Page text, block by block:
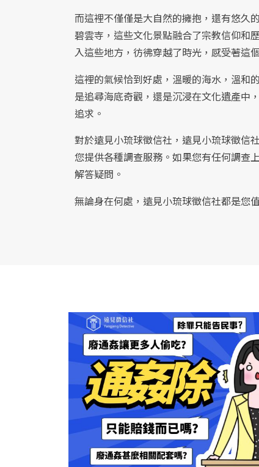
而這裡不僅僅是大自然的擁抱，還有悠久
碧雲寺，這些文化景點融合了宗教信仰和
入這些地方，彷彿穿越了時光，感受著這
這裡的氣候恰到好處，溫暖的海水，溫和
是追尋海底奇觀，還是沉浸在文化遺產中
追求。
對於遠見小琉球徵信社，遠見小琉球徵信
您提供各種調查服務。如果您有任何調查
解答疑問。
無論身在何處，遠見小琉球徵信社都是您